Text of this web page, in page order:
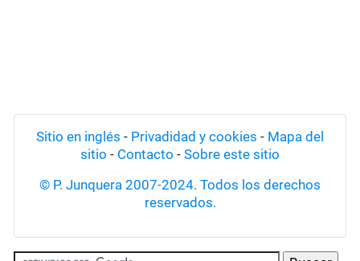
Sitio en inglés - Privadidad y cookies - Mapa del
sitio - Contacto - Sobre este sitio
© P. Junquera 2007-2024. Todos los derechos
reservados.